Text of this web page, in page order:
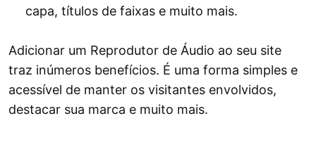
capa, títulos de faixas e muito mais.
Adicionar um Reprodutor de Áudio ao seu site
traz inúmeros benefícios. É uma forma simples e
acessível de manter os visitantes envolvidos,
destacar sua marca e muito mais.